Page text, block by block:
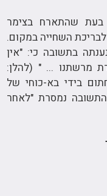
בעת שהתארח בצימר
השחייה במקום.
בתשובה כי: "אין
מרשתנו ... " (להלן:
בידי בא-כוחי של
נמסרת "לאחר